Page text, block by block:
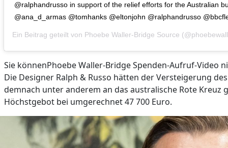
@ralphandrusso in support of the relief efforts for the Australian
@ana_d_armas @tomhanks @eltonjohn @ralphandrusso
Ein Beitrag geteilt von Phoebe Waller-Bridge Source
Sie könnenPhoebe Waller-Bridge Spenden-Aufruf-Video
Die Designer Ralph & Russo hätten der Versteigerung
demnach unter anderem an das australische Rote Kreuz
Höchstgebot bei umgerechnet 47 700 Euro.